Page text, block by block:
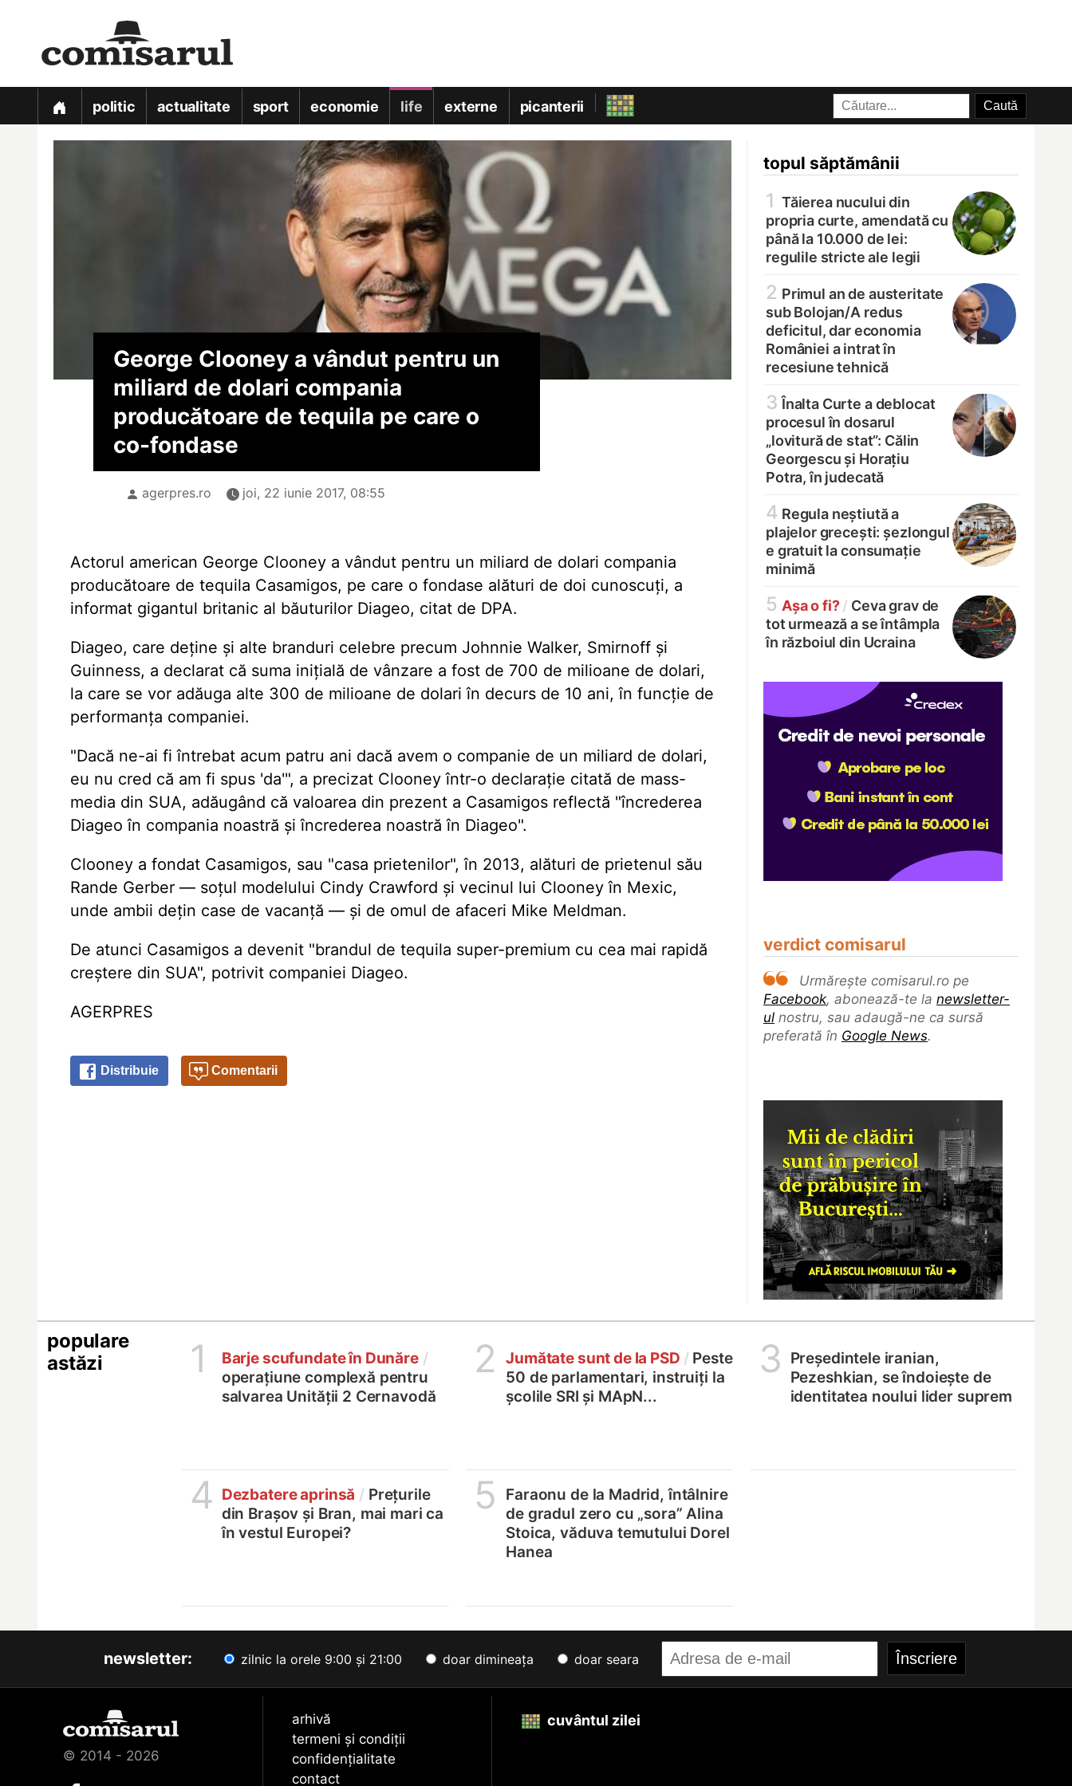
politic actualitate sport economie life externe picanterii
topul săptămânii
1 Tăierea nucului din
propria curte, amendată cu
până la 10.000 de lei:
regulile stricte ale legii
2 Primul an de austeritate
sub Bolojan/A redus
deficitul, dar economia
României a intrat în
recesiune tehnică
3 Înalta Curte a deblocat
procesul în dosarul
„lovitură de stat”: Călin
Georgescu și Horațiu
Potra, în judecată
4 Regula neștiută a
plajelor grecești: șezlongul
e gratuit la consumație
minimă
5 Așa o fi? / Ceva grav de
tot urmează a se întâmpla
în războiul din Ucraina
verdict comisarul
Urmărește comisarul.ro pe
Facebook, abonează-te la newsletter-
ul nostru, sau adaugă-ne ca sursă
preferată în Google News.
George Clooney a vândut pentru un
miliard de dolari compania
producătoare de tequila pe care o
co-fondase
agerpres.ro joi, 22 iunie 2017, 08:55
Actorul american George Clooney a vândut pentru un miliard de dolari compania
producătoare de tequila Casamigos, pe care o fondase alături de doi cunoscuți, a
informat gigantul britanic al băuturilor Diageo, citat de DPA.
Diageo, care deține și alte branduri celebre precum Johnnie Walker, Smirnoff și
Guinness, a declarat că suma inițială de vânzare a fost de 700 de milioane de dolari,
la care se vor adăuga alte 300 de milioane de dolari în decurs de 10 ani, în funcție de
performanța companiei.
"Dacă ne-ai fi întrebat acum patru ani dacă avem o companie de un miliard de dolari,
eu nu cred că am fi spus 'da'", a precizat Clooney într-o declarație citată de mass-
media din SUA, adăugând că valoarea din prezent a Casamigos reflectă "încrederea
Diageo în compania noastră și încrederea noastră în Diageo".
Clooney a fondat Casamigos, sau "casa prietenilor", în 2013, alături de prietenul său
Rande Gerber — soțul modelului Cindy Crawford și vecinul lui Clooney în Mexic,
unde ambii dețin case de vacanță — și de omul de afaceri Mike Meldman.
De atunci Casamigos a devenit "brandul de tequila super-premium cu cea mai rapidă
creștere din SUA", potrivit companiei Diageo.
AGERPRES
Distribuie Comentarii
populare
astăzi
1 Barje scufundate în Dunăre /
operațiune complexă pentru
salvarea Unității 2 Cernavodă
2 Jumătate sunt de la PSD / Peste
50 de parlamentari, instruiți la
școlile SRI și MApN...
3
Președintele iranian,
Pezeshkian, se îndoiește de
identitatea noului lider suprem
4 Dezbatere aprinsă / Prețurile
din Brașov și Bran, mai mari ca
în vestul Europei?
5
Faraonu de la Madrid, întâlnire
de gradul zero cu „sora” Alina
Stoica, văduva temutului Dorel
Hanea
newsletter: zilnic la orele 9:00 și 21:00 doar dimineața doar seara
© 2014 - 2026
arhivă
termeni și condiții
confidențialitate
contact
cuvântul zilei